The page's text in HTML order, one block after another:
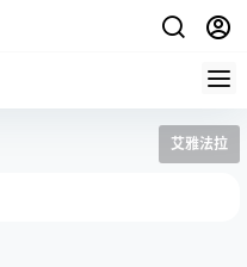
艾雅法拉